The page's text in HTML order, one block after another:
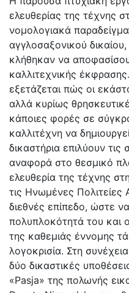
ελευθερίας της τέχνης
νομολογιακά
αγγλοσαξονικού
κλήθηκαν να
καλλιτεχνικής
εξετάζεται πώς οι
αλλά κυρίως
κάποιες φορές σε
καλλιτέχνη να
δικαστήρια επιλύουν τις
αναφορά στο θεσμικό
ελευθερία της τέχνης
τις Ηνωμένες Πολιτείες
διεθνές επίπεδο, ώστε
πολυπλοκότητά του και
της καθεμιάς έννομης
λογοκρισία. Στη
δύο δικαστικές
«Pasja» της πολωνής